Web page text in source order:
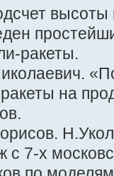
высоты
ракеты.
на
с 7-х